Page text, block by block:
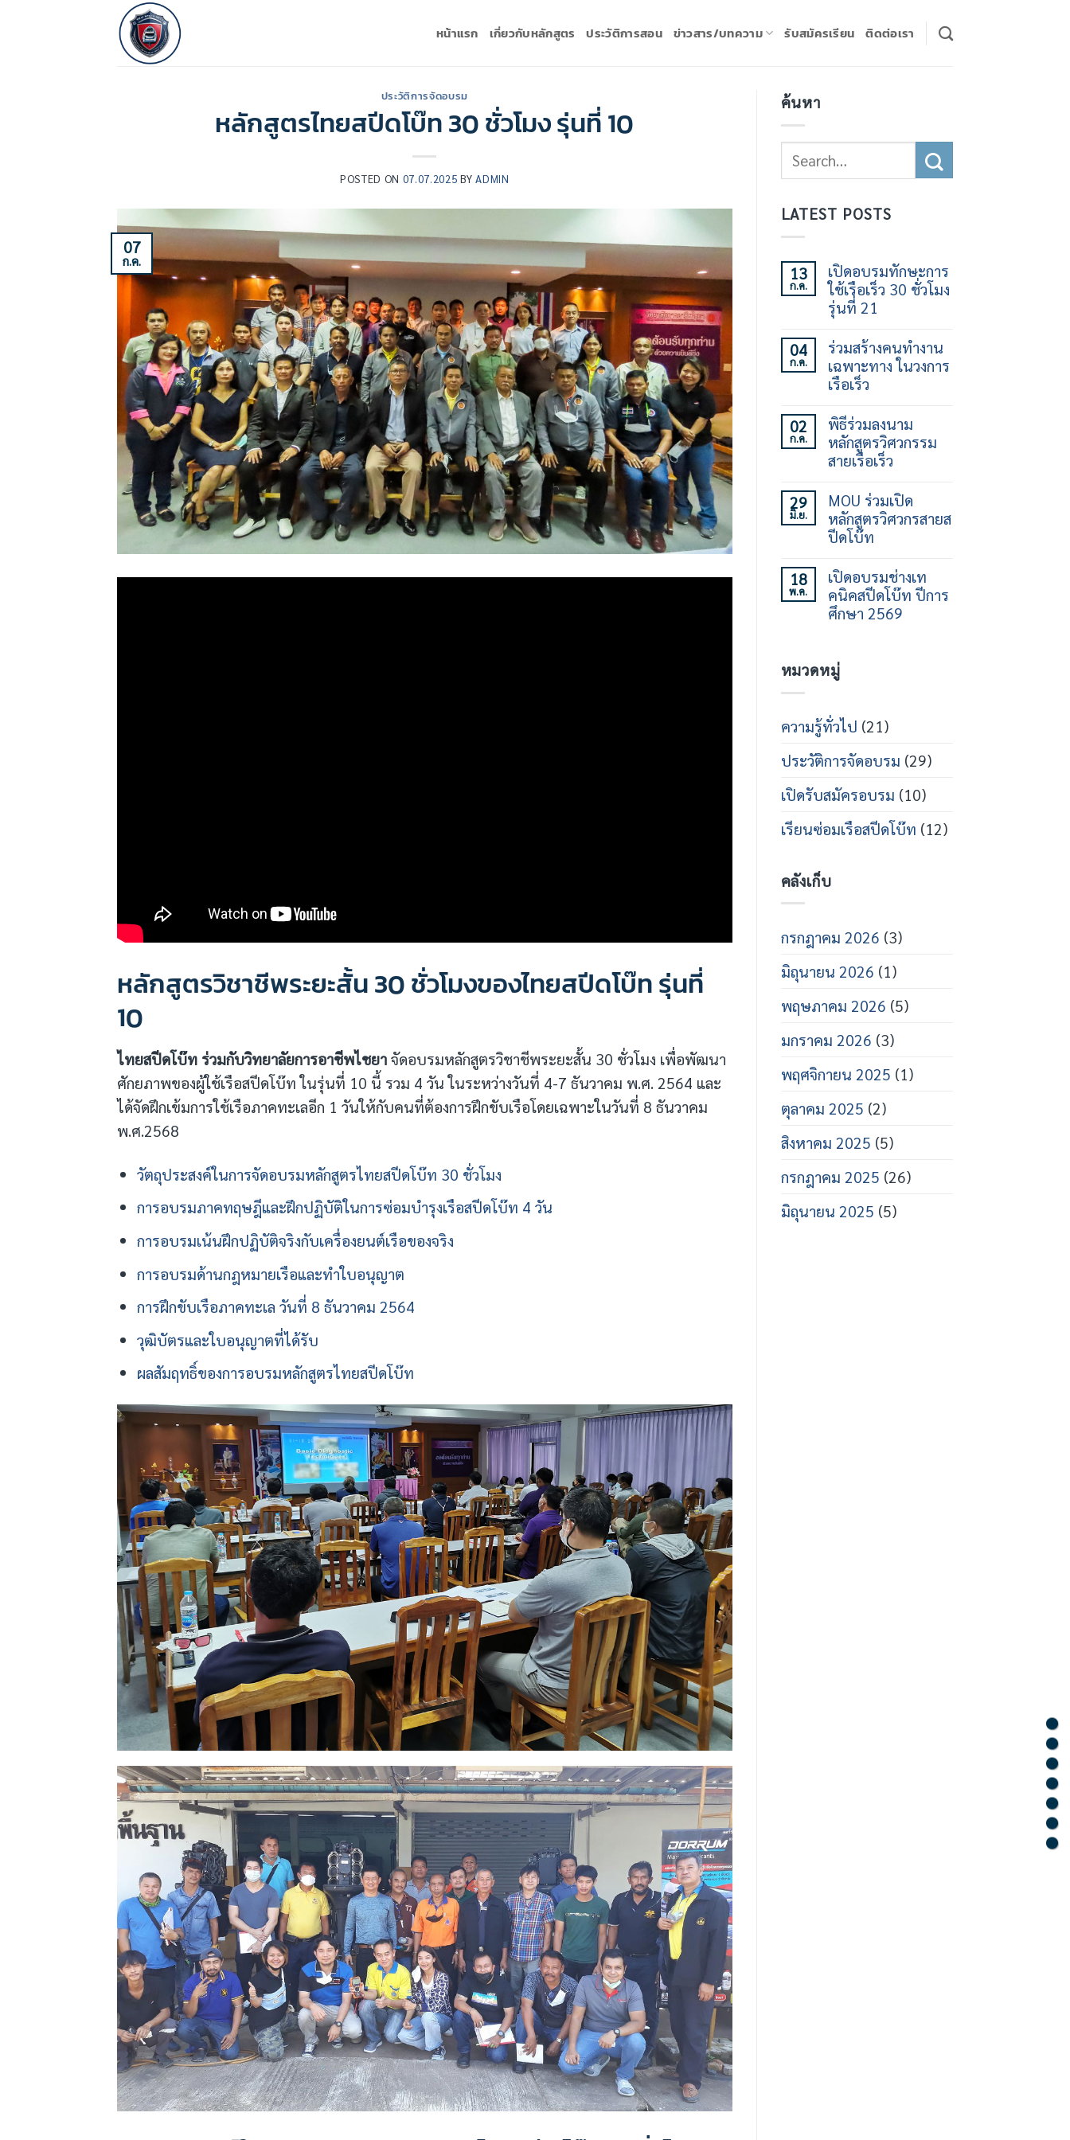
หน้าแรก เกี่ยวกับหลักสูตร ประวัติการสอน ข่าวสาร/บทความ รับสมัครเรียน ติดต่อเรา
ประวัติการจัดอบรม
หลักสูตรไทยสปีดโบ๊ท 30 ชั่วโมง รุ่นที่ 10
POSTED ON 07.07.2025 BYADMIN
07
ก.ค.
หลักสูตรวิชาชีพระยะสั้น 30 ชั่วโมงของไทยสปีดโบ๊ท รุ่นที่
10
ไทยสปีดโบ๊ท ร่วมกับวิทยาลัยการอาชีพไชยา จัดอบรมหลักสูตรวิชาชีพระยะสั้น 30 ชั่วโมง เพื่อพัฒนา
ศักยภาพของผู้ใช้เรือสปีดโบ๊ท ในรุ่นที่ 10 นี้ รวม 4 วัน ในระหว่างวันที่ 4-7 ธันวาคม พ.ศ. 2564 และ
ได้จัดฝึกเข้มการใช้เรือภาคทะเลอีก 1 วันให้กับคนที่ต้องการฝึกขับเรือโดยเฉพาะในวันที่ 8 ธันวาคม
พ.ศ.2568
วัตถุประสงค์ในการจัดอบรมหลักสูตรไทยสปีดโบ๊ท 30 ชั่วโมง
การอบรมภาคทฤษฎีและฝึกปฏิบัติในการซ่อมบำรุงเรือสปีดโบ๊ท 4 วัน
การอบรมเน้นฝึกปฏิบัติจริงกับเครื่องยนต์เรือของจริง
การอบรมด้านกฎหมายเรือและทำใบอนุญาต
การฝึกขับเรือภาคทะเล วันที่ 8 ธันวาคม 2564
วุฒิบัตรและใบอนุญาตที่ได้รับ
ผลสัมฤทธิ์ของการอบรมหลักสูตรไทยสปีดโบ๊ท
ค้นหา
LATEST POSTS
13
ก.ค.
เปิดอบรมทักษะการ
ใช้เรือเร็ว 30 ชั่วโมง
รุ่นที่ 21
ความ
เห็น
บน
เปิด
อบรม
การ
ใช้
เรือ
เร็ว
30
ที่
21
04
ก.ค.
ร่วมสร้างคนทำงาน
เฉพาะทาง ในวงการ
เรือเร็ว
ความ
เห็น
บน
ร่วม
สร้าง
เฉพาะ
ทาง
ใน
วงการ
เร็ว
02
ก.ค.
พิธีร่วมลงนาม
หลักสูตรวิศวกรรม
สายเรือเร็ว
เห็น
บน
พิธี
ร่วม
นาม
หลักสูตร
วิศวกรรม
สาย
เรือ
29
มิ.ย.
MOU ร่วมเปิด
หลักสูตรวิศวกรสายส
ปีดโบ๊ท
ความ
เห็น
บน
MOU
ร่วม
กร
สาย
โบ๊ท
18
พ.ค.
เปิดอบรมช่างเท
คนิคสปีดโบ๊ท ปีการ
ศึกษา 2569
บน
เปิด
เท
คนิคส
โบ๊ท
ปี
ศึกษา
หมวดหมู่
ความรู้ทั่วไป (21)
ประวัติการจัดอบรม (29)
เปิดรับสมัครอบรม (10)
เรียนซ่อมเรือสปีดโบ๊ท (12)
คลังเก็บ
กรกฎาคม 2026 (3)
มิถุนายน 2026 (1)
พฤษภาคม 2026 (5)
มกราคม 2026 (3)
พฤศจิกายน 2025 (1)
ตุลาคม 2025 (2)
สิงหาคม 2025 (5)
กรกฎาคม 2025 (26)
มิถุนายน 2025 (5)